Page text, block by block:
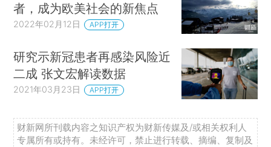
者，成为欧美社会的新焦点
2022年02月12日 APP打开
研究示新冠患者再感染风险近
二成 张文宏解读数据
2021年03月23日 APP打开
财新网所刊载内容之知识产权为财新传媒及/或相关权利人
专属所有或持有。未经许可，禁止进行转载、摘编、复制及